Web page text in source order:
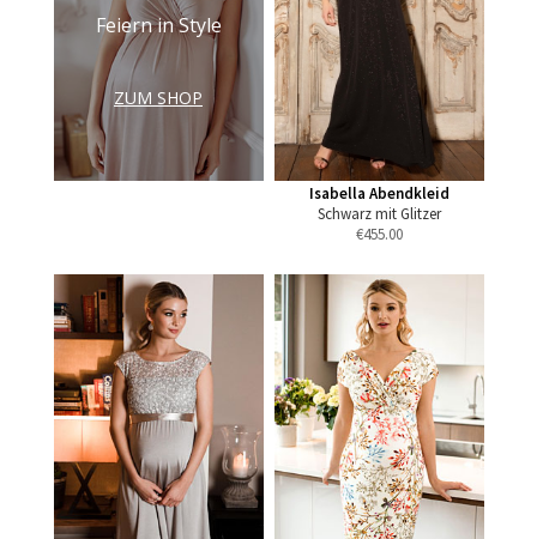
Feiern in Style
ZUM SHOP
Isabella Abendkleid
Schwarz mit Glitzer
€455.00